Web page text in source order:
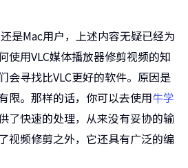
是Mac用户，上述内容无疑已经为
使用VLC媒体播放器修剪视频的知
会寻找比VLC更好的软件。原因是
限。那样的话，你可以去使用牛学
了快速的处理，从来没有妥协的输
视频修剪之外，它还具有广泛的编